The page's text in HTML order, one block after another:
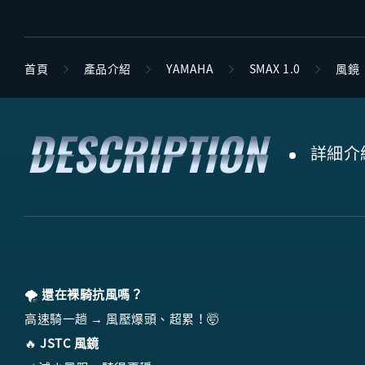
首頁 產品介紹 YAMAHA SMAX 1.0 風鏡
詳細介
🌪️ 還在裸騎抗風嗎？
高速騎一趟 → 風壓爆頭、超累！🤯
🔥 JSTC 風鏡